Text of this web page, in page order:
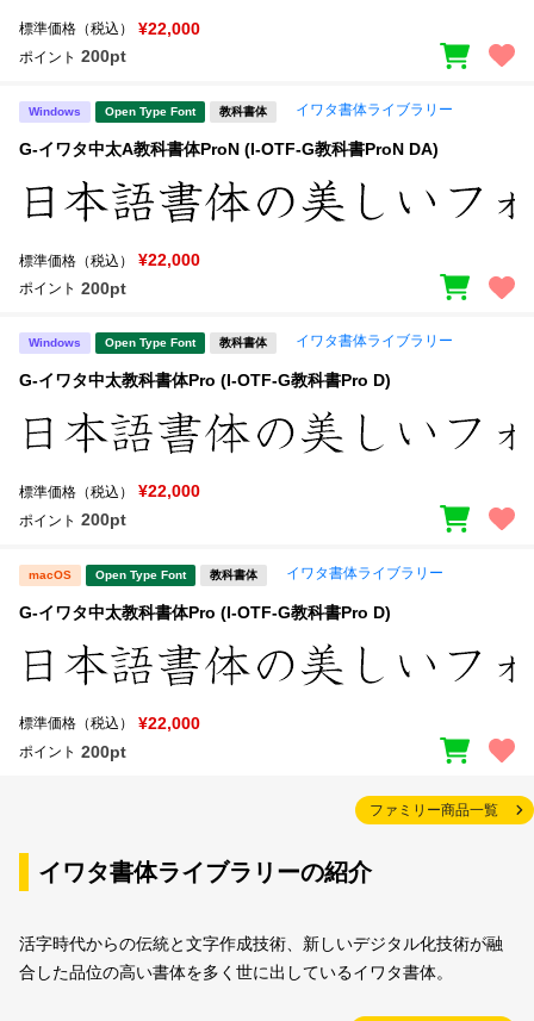
標準価格（税込） ¥22,000
ポイント 200pt
Windows Open Type Font 教科書体 イワタ書体ライブラリー
G-イワタ中太A教科書体ProN (I-OTF-G教科書ProN DA)
標準価格（税込） ¥22,000
ポイント 200pt
Windows Open Type Font 教科書体 イワタ書体ライブラリー
G-イワタ中太教科書体Pro (I-OTF-G教科書Pro D)
標準価格（税込） ¥22,000
ポイント 200pt
macOS Open Type Font 教科書体 イワタ書体ライブラリー
G-イワタ中太教科書体Pro (I-OTF-G教科書Pro D)
標準価格（税込） ¥22,000
ポイント 200pt
ファミリー商品一覧
イワタ書体ライブラリーの紹介
活字時代からの伝統と文字作成技術、新しいデジタル化技術が融
合した品位の高い書体を多く世に出しているイワタ書体。